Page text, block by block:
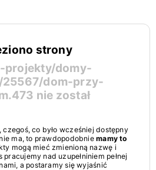
strony
projekty/domy-
dom-przy-
nie został
co było wcześniej dostępny
ma, to prawdopodobniemamy to
mogą mieć zmienioną nazwę i
nad uzupełniniem pełnej
a postaramy się wyjaśnić